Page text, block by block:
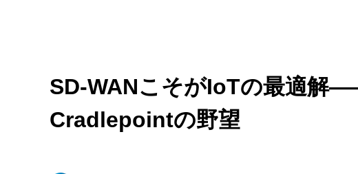
SD-WANこそがIoTの最適解
Cradlepointの野望